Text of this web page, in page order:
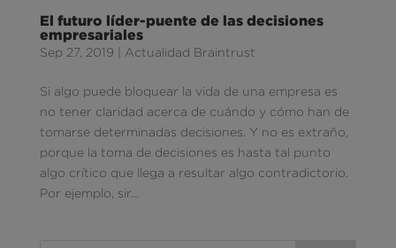
El futuro líder-puente de las decisiones
empresariales
Sep 27, 2019 Actualidad Braintrust
Si algo puede bloquear la vida de una empresa es
no tener claridad acerca de cuándo y cómo han de
tomarse determinadas decisiones. Y no es extraño,
porque la toma de decisiones es hasta tal punto
algo crítico que llega a resultar algo contradictorio.
Por ejemplo, sir...